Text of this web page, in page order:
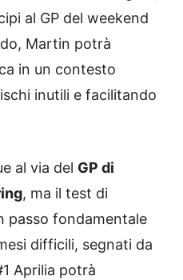
al GP del weekend
Martin potrà
in un contesto
inutili e facilitando
al via del GP di
, ma il test di
passo fondamentale
difficili, segnati da
Aprilia potrà